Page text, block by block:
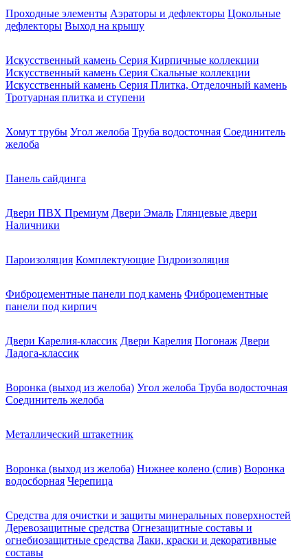
Проходные элементы Аэраторы и дефлекторы Цокольные
дефлекторы Выход на крышу
Искусственный камень Серия Кирпичные коллекции
Искусственный камень Серия Скальные коллекции
Искусственный камень Серия Плитка, Отделочный камень
Тротуарная плитка и ступени
Хомут трубы Угол желоба Труба водосточная Соединитель
желоба
Панель сайдинга
Двери ПВХ Премиум Двери Эмаль Глянцевые двери
Наличники
Пароизоляция Комплектующие Гидроизоляция
Фиброцементные панели под камень Фиброцементные
панели под кирпич
Двери Карелия-классик Двери Карелия Погонаж Двери
Ладога-классик
Воронка (выход из желоба) Угол желоба Труба водосточная
Соединитель желоба
Металлический штакетник
Воронка (выход из желоба) Нижнее колено (слив) Воронка
водосборная Черепица
Средства для очистки и защиты минеральных поверхностей
Деревозащитные средства Огнезащитные составы и
огнебиозащитные средства Лаки, краски и декоративные
составы